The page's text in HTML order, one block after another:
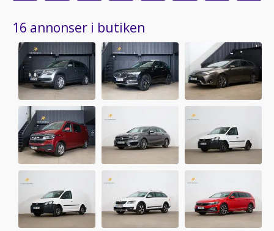
16 annonser i butiken